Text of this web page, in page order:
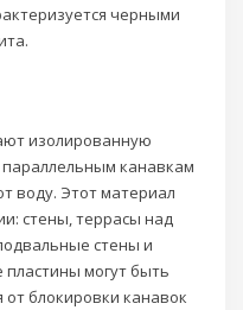
черными
изолированную
параллельным канавкам
воду. Этот материал
стены, террасы над
стены и
могут быть
блокировки канавок